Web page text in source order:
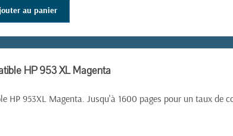
au panier
HP 953 XL Magenta
HP 953XL Magenta. Jusqu'à 1600 pages pour un taux de